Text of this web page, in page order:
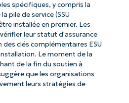
spécifiques, y compris la
pile de service (SSU
installée en premier. Les
leur statut d'assurance
clés complémentaires ESU
Le moment de la
de la fin du soutien à
que les organisations
leurs stratégies de